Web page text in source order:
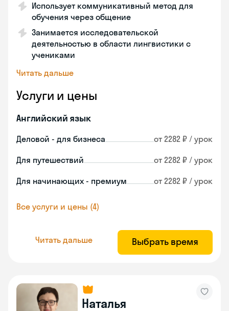
Использует коммуникативный метод для
обучения через общение
Занимается исследовательской
деятельностью в области лингвистики с
учениками
Читать дальше
Услуги и цены
Английский язык
Деловой - для бизнеса от 2282 ₽ / урок
Для путешествий от 2282 ₽ / урок
Для начинающих - премиум от 2282 ₽ / урок
Все услуги и цены (4)
Читать дальше Выбрать время
Наталья